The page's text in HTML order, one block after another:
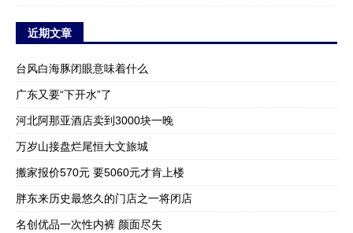
近期文章
台风白海豚闭眼意味着什么
广东又要“下开水”了
河北阿那亚酒店卖到3000块一晚
万岁山接盘烂尾恒大文旅城
搬家报价570元 要5060元才肯上楼
胖东来历史最悠久的门店之一将闭店
名创优品一次性内裤 颜面尽失